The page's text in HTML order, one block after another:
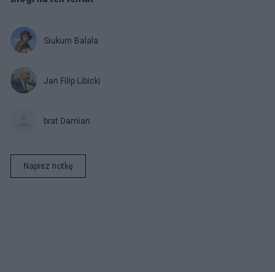
Siukum Balala
Jan Filip Libicki
brat Damian
Napisz notkę